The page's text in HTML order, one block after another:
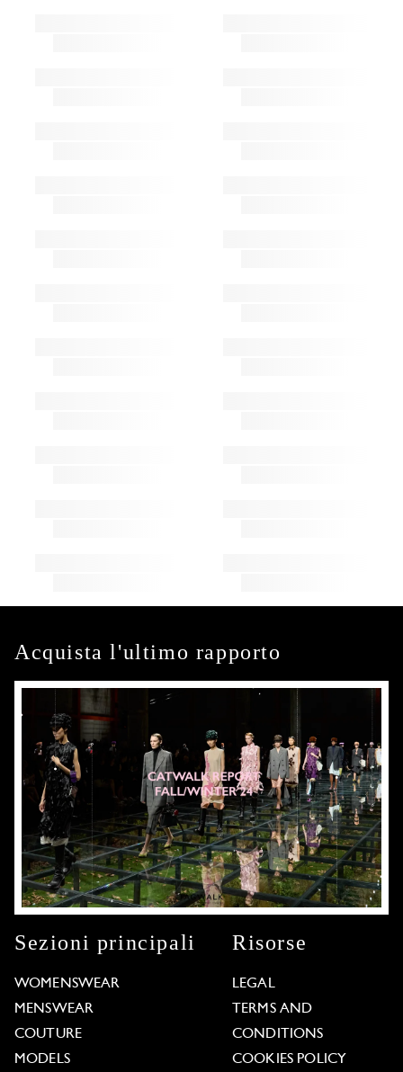
Acquista l'ultimo rapporto
Sezioni principali
WOMENSWEAR
MENSWEAR
COUTURE
MODELS
Risorse
LEGAL
TERMS AND
CONDITIONS
COOKIES POLICY